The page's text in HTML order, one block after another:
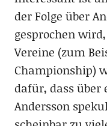
der Folge über
gesprochen
Vereine (zum
Championship)
dafür, dass über
Andersson